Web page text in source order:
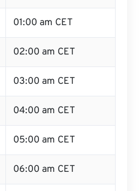
01:00 am CET
02:00 am CET
03:00 am CET
04:00 am CET
05:00 am CET
06:00 am CET